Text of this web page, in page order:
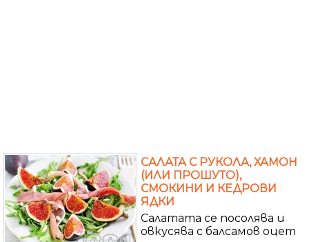
САЛАТА С РУКОЛА, ХАМОН
(ИЛИ ПРОШУТО),
СМОКИНИ И КЕДРОВИ
ЯДКИ
Салатата се посолява и
овкусява с балсамов оцет